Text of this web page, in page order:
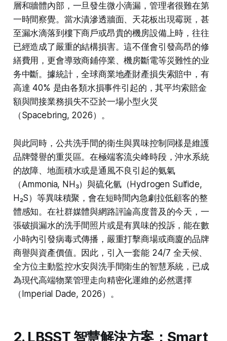
層和牆體內部，一旦發生微小滴漏，管理者很難在第
一時間察覺。當水漬滲透牆面、天花板出現霉斑，甚
至漏水滴落到樓下商戶或昂貴的機房設備上時，往往
已經造成了嚴重的結構損害。這不僅會引發高昂的修
繕費用，更會導致商鋪停業、機房斷電等災難性的业
务中斷。據統計，全球商業地產財產損失索賠中，有
高達 40% 是由各類水損事件引起的，其平均索賠金
額與間接業務損失不亞於一場小型火災
（Spacebring, 2026）。
與此同時，公共洗手間的衛生與異味控制同樣是維護
品牌聲譽的重災區。在極端客流尖峰時段，沖水系統
的故障、地面積水或是通風不良引起的氨氣
（Ammonia, NH₃）與硫化氫（Hydrogen Sulfide,
H₂S）等異味積聚，會在短時間內急劇拉低顧客的整
體感知。在社群媒體與網路評論高度普及的今天，一
張破損漏水的洗手間照片或是有異味的投訴，能在數
小時內引發病毒式傳播，嚴重打擊商場或商廈的品牌
商譽與資產價值。因此，引入一套能 24/7 全天候、
全方位主動監控水安與洗手間衛生的智慧系統，已成
為現代高端物業管理走向精密化運維的必然選擇
（Imperial Dade, 2026）。
2. LBSST 智慧解決方案：Smart